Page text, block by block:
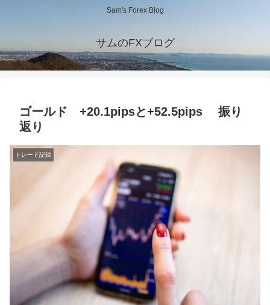
Sam's Forex Blog
サムのFXブログ
ゴールド +20.1pipsと+52.5pips 振り
返り
トレード記録